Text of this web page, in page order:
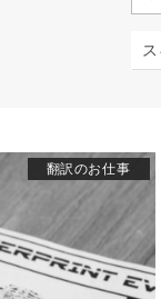
翻訳のお仕事